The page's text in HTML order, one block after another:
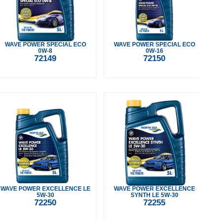
WAVE POWER SPECIAL ECO
0W-8
72149
WAVE POWER SPECIAL ECO
0W-16
72150
WAVE POWER EXCELLENCE LE
5W-30
72250
WAVE POWER EXCELLENCE
SYNTH LE 5W-30
72255